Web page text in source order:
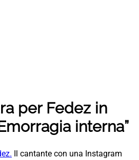
per Fedez in
interna”
Il cantante con una Instagram